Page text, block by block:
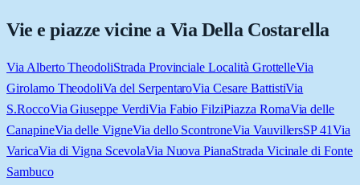
Vie e piazze vicine a Via Della Costarella
Via Alberto TheodoliStrada Provinciale Località GrottelleVia
Girolamo TheodoliVa del SerpentaroVia Cesare BattistiVia
S.RoccoVia Giuseppe VerdiVia Fabio FilziPiazza RomaVia delle
CanapineVia delle VigneVia dello ScontroneVia VauvillersSP 41Via
VaricaVia di Vigna ScevolaVia Nuova PianaStrada Vicinale di Fonte
Sambuco